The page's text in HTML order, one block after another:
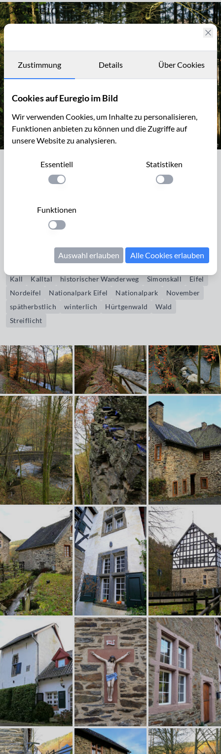
EUREGIO
IM BILD
Archiv
Kontakt
Archiv 13145
Im Kalltal westlich von Simonskall,
Gemeinde Hürtgenwald
der anderen Seite der Kall in einer Schleife zurück in den Ort.
Bildrechte erwerben
Kall Kalltal historischer Wanderweg Simonskall
Eifel
Nordeifel
Nationalpark Eifel Nationalpark
November
spätherbstlich
winterlich Hürtgenwald
Wald
Streiflicht
Zustimmung Details Über Cookies
Cookies auf Euregio im Bild
Wir verwenden Cookies, um Inhalte zu personalisieren,
Funktionen anbieten zu können und die Zugriffe auf
unsere Website zu analysieren.
Essentiell
Einstellung anwenden
Statistiken
Einstellung
Funktionen
Einstellung anwenden
Auswahl erlauben Alle Cookies erlauben